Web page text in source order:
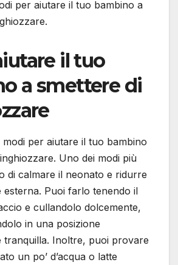
per aiutare il tuo bambino a
il tuo
a smettere di
modi per aiutare il tuo bambino
Uno dei modi più
di calmare il neonato e ridurre
esterna. Puoi farlo tenendo il
e cullandolo dolcemente,
in una posizione
Inoltre, puoi provare
un po’ d’acqua o latte